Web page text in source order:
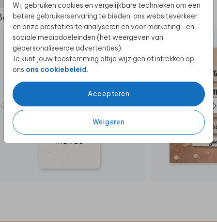
Wij gebruiken cookies en vergelijkbare technieken om een
betere gebruikerservaring te bieden, ons websiteverkeer
en onze prestaties te analyseren en voor marketing- en
sociale mediadoeleinden (het weergeven van
gepersonaliseerde advertenties).
Je kunt jouw toestemming altijd wijzigen of intrekken op
ons ons cookiebeleid.
Accepteren
Weigeren
de complete set